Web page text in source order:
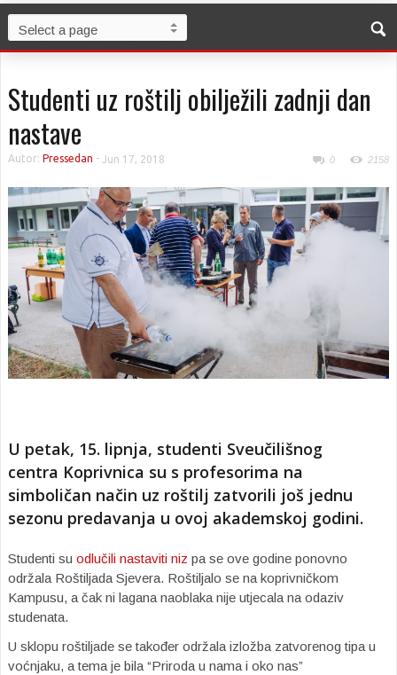
Studenti uz roštilj obilježili zadnji dan
nastave
Autor: Pressedan - Jun 17, 2018 0 2158
U petak, 15. lipnja, studenti Sveučilišnog
centra Koprivnica su s profesorima na
simboličan način uz roštilj zatvorili još jednu
sezonu predavanja u ovoj akademskoj godini.
Studenti su odlučili nastaviti niz pa se ove godine ponovno
održala Roštiljada Sjevera. Roštiljalo se na koprivničkom
Kampusu, a čak ni lagana naoblaka nije utjecala na odaziv
studenata.
U sklopu roštiljade se također održala izložba zatvorenog tipa u
voćnjaku, a tema je bila “Priroda u nama i oko nas”